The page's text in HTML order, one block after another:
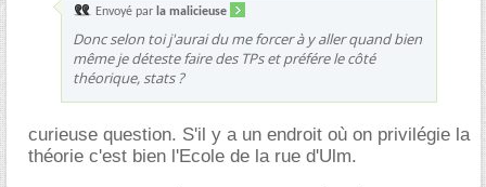
Envoyé par la malicieuse
Donc selon toi j'aurai du me forcer à y aller quand bien
même je déteste faire des TPs et préfére le côté
théorique, stats ?
curieuse question. S'il y a un endroit où on privilégie la
théorie c'est bien l'Ecole de la rue d'Ulm.